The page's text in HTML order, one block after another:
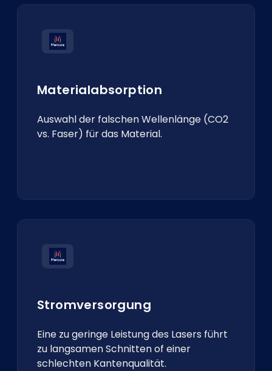
Materialabsorption
Auswahl der falschen Wellenlänge (CO2
vs. Faser) für das Material.
Stromversorgung
Eine zu geringe Leistung des Lasers führt
zu langsamen Schnitten of einer
schlechten Kantenqualität.